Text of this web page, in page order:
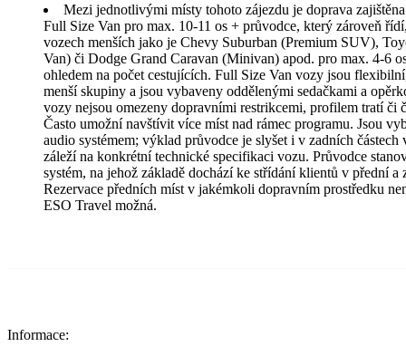
Mezi jednotlivými místy tohoto zájezdu je doprava
Full Size Van pro max. 10-11 os + průvodce, který zároveň
vozech menších jako je Chevy Suburban (Premium SUV),
Van) či Dodge Grand Caravan (Minivan) apod. pro max. 4-6
ohledem na počet cestujících. Full Size Van vozy jsou
menší skupiny a jsou vybaveny oddělenými sedačkami a
vozy nejsou omezeny dopravními restrikcemi, profilem tratí či
Často umožní navštívit více míst nad rámec programu. Jsou
audio systémem; výklad průvodce je slyšet i v zadních částech
záleží na konkrétní technické specifikaci vozu. Průvodce
systém, na jehož základě dochází ke střídání klientů v přední a
Rezervace předních míst v jakémkoli dopravním prostředku
ESO Travel možná.
Informace: